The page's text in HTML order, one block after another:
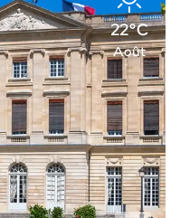
22°C
Août